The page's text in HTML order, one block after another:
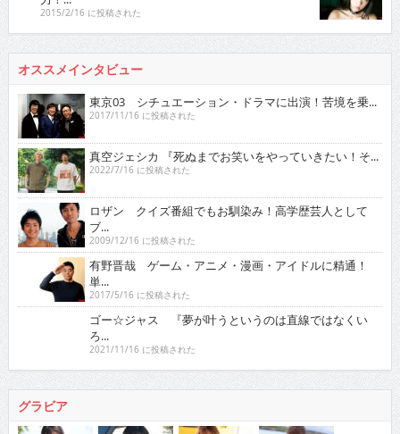
2015/2/16 に投稿された
オススメインタビュー
東京03 シチュエーション・ドラマに出演！苦境を乗...
2017/11/16 に投稿された
真空ジェシカ 『死ぬまでお笑いをやっていきたい！そ...
2022/7/16 に投稿された
ロザン クイズ番組でもお馴染み！高学歴芸人として
ブ...
2009/12/16 に投稿された
有野晋哉 ゲーム・アニメ・漫画・アイドルに精通！
単...
2017/5/16 に投稿された
ゴー☆ジャス 『夢が叶うというのは直線ではなくい
ろ...
2021/11/16 に投稿された
グラビア